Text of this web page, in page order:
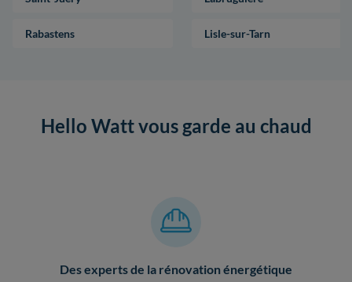
Rabastens Lisle-sur-Tarn
Hello Watt vous garde au chaud
Des experts de la rénovation énergétique